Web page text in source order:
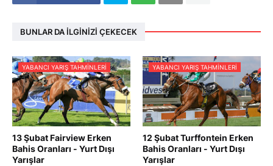
BUNLAR DA İLGINIZI ÇEKECEK
YABANCI YARIŞ TAHMINLERI
13 Şubat Fairview Erken
Bahis Oranları - Yurt Dışı
Yarışlar
YABANCI YARIŞ TAHMINLERI
12 Şubat Turffontein Erken
Bahis Oranları - Yurt Dışı
Yarışlar